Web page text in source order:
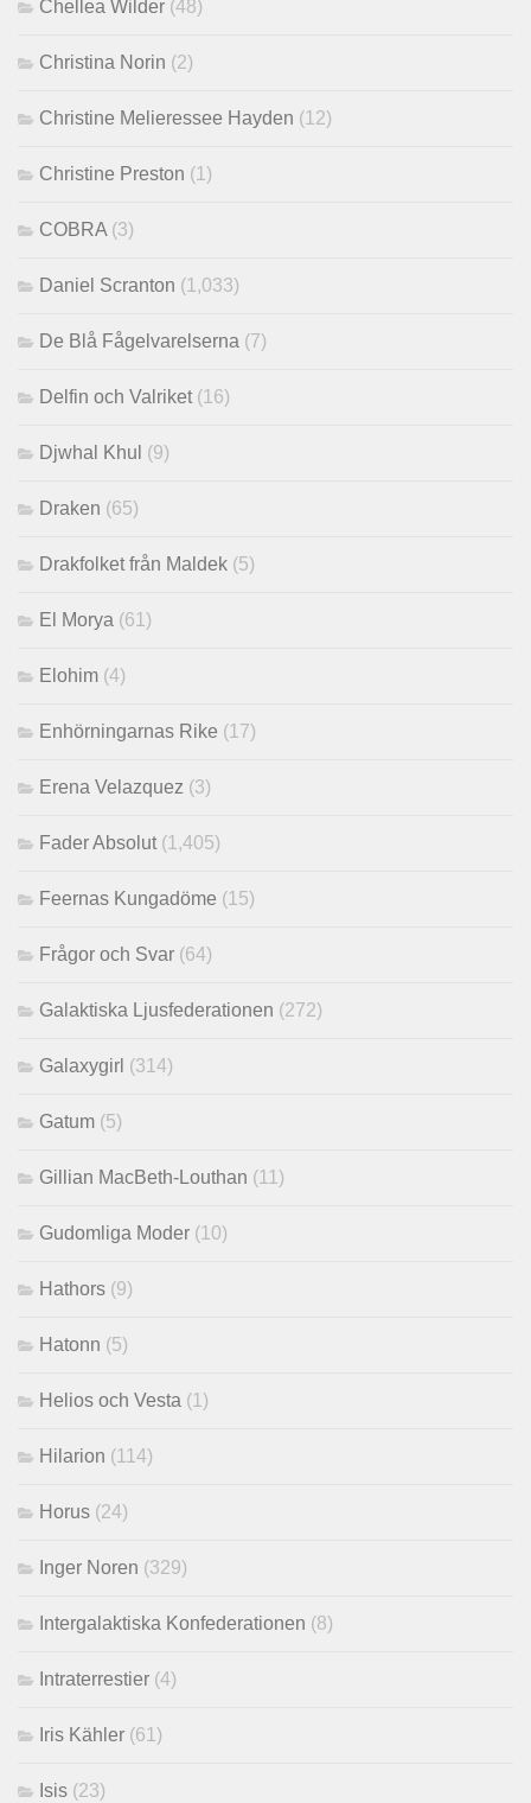
Chellea Wilder (48)
Christina Norin (2)
Christine Melieressee Hayden (12)
Christine Preston (1)
COBRA (3)
Daniel Scranton (1,033)
De Blå Fågelvarelserna (7)
Delfin och Valriket (16)
Djwhal Khul (9)
Draken (65)
Drakfolket från Maldek (5)
El Morya (61)
Elohim (4)
Enhörningarnas Rike (17)
Erena Velazquez (3)
Fader Absolut (1,405)
Feernas Kungadöme (15)
Frågor och Svar (64)
Galaktiska Ljusfederationen (272)
Galaxygirl (314)
Gatum (5)
Gillian MacBeth-Louthan (11)
Gudomliga Moder (10)
Hathors (9)
Hatonn (5)
Helios och Vesta (1)
Hilarion (114)
Horus (24)
Inger Noren (329)
Intergalaktiska Konfederationen (8)
Intraterrestier (4)
Iris Kähler (61)
Isis (23)